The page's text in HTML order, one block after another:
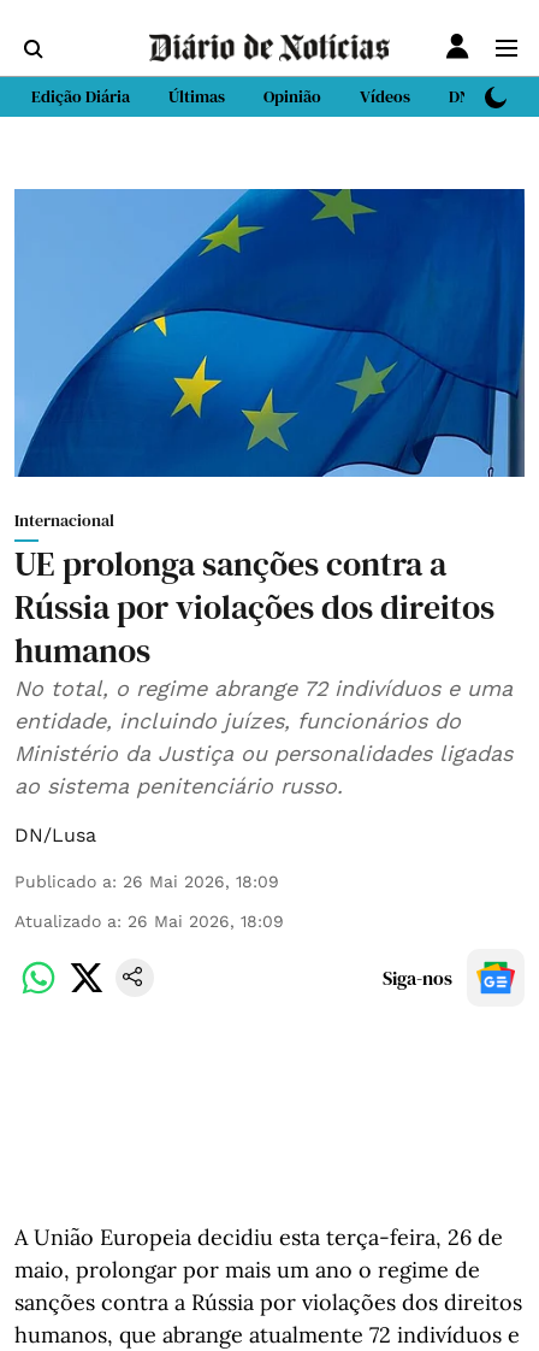
Edição Diária Últimas Opinião Vídeos DN Sport
Internacional
UE prolonga sanções contra a
Rússia por violações dos direitos
humanos
No total, o regime abrange 72 indivíduos e uma
entidade, incluindo juízes, funcionários do
Ministério da Justiça ou personalidades ligadas
ao sistema penitenciário russo.
DN/Lusa
Publicado a: 26 Mai 2026, 18:09
Atualizado a: 26 Mai 2026, 18:09
Siga-nos
A União Europeia decidiu esta terça-feira, 26 de
maio, prolongar por mais um ano o regime de
sanções contra a Rússia por violações dos direitos
humanos, que abrange atualmente 72 indivíduos e